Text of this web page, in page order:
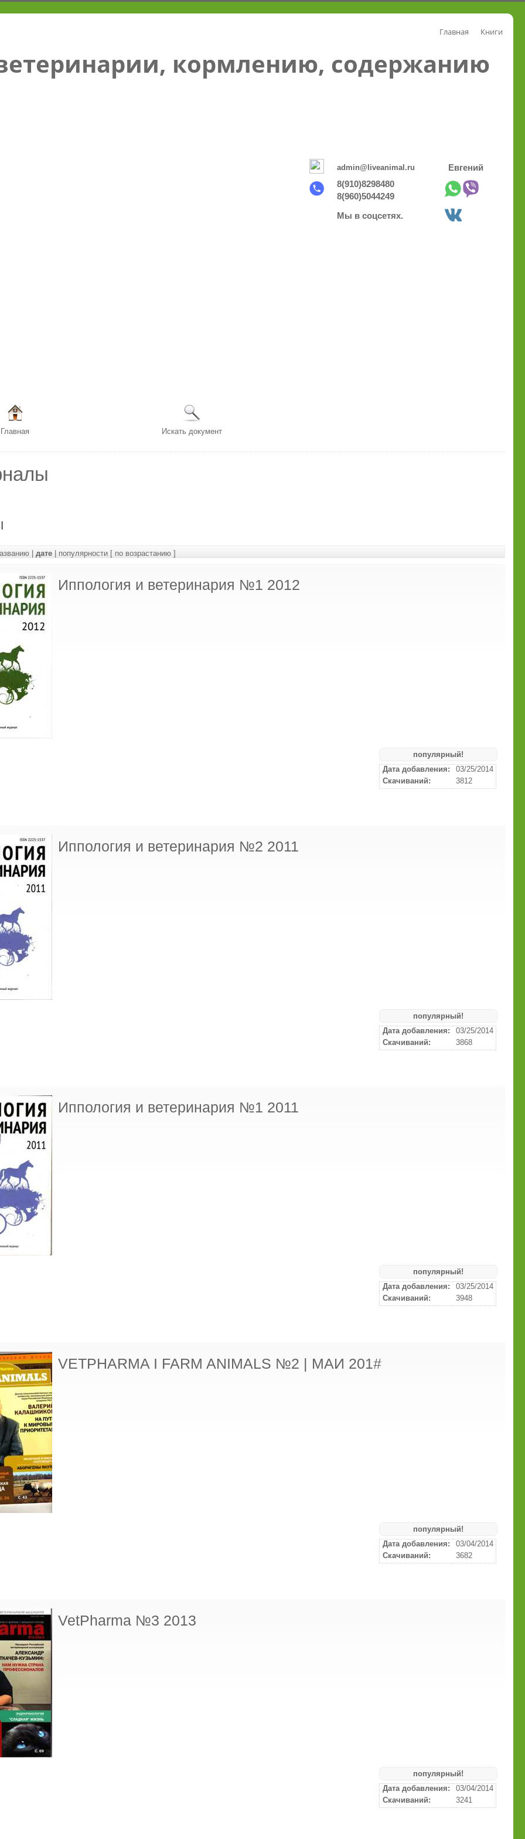
Главная Книги
кормлению, содержанию
admin@liveanimal.ru
Евгений
8(910)8298480
8(960)5044249
Мы в соцсетях.
Главная Искать документ
|дате популярности [ по возрастанию ]
Иппология и ветеринария №1 2012
популярный!
Дата добавления:
03/25/2014
Скачиваний:
3812
Иппология и ветеринария №2 2011
популярный!
Дата добавления:
03/25/2014
Скачиваний:
3868
Иппология и ветеринария №1 2011
популярный!
Дата добавления:
03/25/2014
Скачиваний:
3948
VЕTPHARMA I FARM ANIMALS №2 | MAИ 201#
популярный!
Дата добавления:
03/04/2014
Скачиваний:
3682
VetPharma №3 2013
популярный!
Дата добавления:
03/04/2014
Скачиваний:
3241